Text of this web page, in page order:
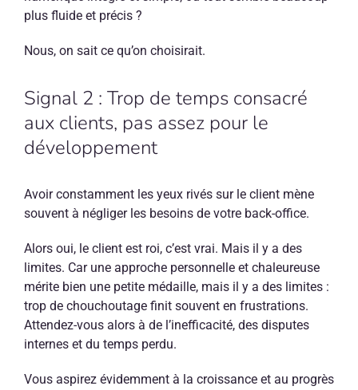
plus fluide et précis ?
Nous, on sait ce qu’on choisirait.
Signal 2 : Trop de temps consacré
aux clients, pas assez pour le
développement
Avoir constamment les yeux rivés sur le client mène
souvent à négliger les besoins de votre back-office.
Alors oui, le client est roi, c’est vrai. Mais il y a des
limites. Car une approche personnelle et chaleureuse
mérite bien une petite médaille, mais il y a des limites :
trop de chouchoutage finit souvent en frustrations.
Attendez-vous alors à de l’inefficacité, des disputes
internes et du temps perdu.
Vous aspirez évidemment à la croissance et au progrès